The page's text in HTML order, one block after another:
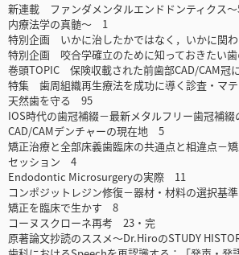
新連載 ファンダメンタルエンドドンティクス
内療法学の真髄～ 1
特別企画 いかに治したかではなく，いかに関
特別企画 咬合学確立のために知っておきたい
巻頭TOPIC 保険収載された前歯部CAD/CAM冠
特集 歯周組織再生療法を成功に導く診査・マ
天然歯を守る 95
IOS時代の歯冠補綴－最新メタルフリー歯冠補
CAD/CAMデンチャーの現在地 5
矯正治療と全部床義歯臨床の共通点と相違点－
セッション 4
Endodontic Microsurgeryの実際 11
コンポジットレジン修復－器材・材料の選択基
矯正を臨床で生かす 8
コーヌスクローネ再考 23・完
原著論文抄読のススメ～Dr.HiroのSTUDY